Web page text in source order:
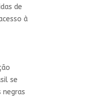
de
à
se
negras